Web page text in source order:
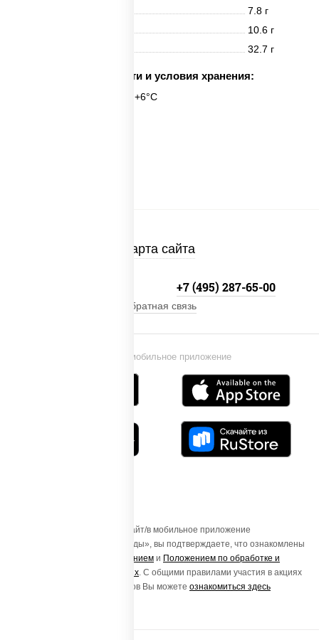
7.8 г
10.6 г
32.7 г
Срок годности и условия хранения:
6 часов при t° от +2°C до +6°C
Карта сайта
Установи мобильное приложение
+7 (495) 287-65-00
Обратная связь
Осуществляя вход на этот Сайт/в мобильное приложение
«ПиццаСушиВок - доставка еды», вы подтверждаете, что ознакомлены
Пользовательским соглашением и Положением по обработке и
защите персональных данных. С общими правилами участия в акциях
и порядке получения подарков Вы можете ознакомиться здесь